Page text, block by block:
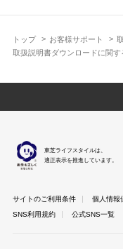
トップ お客様サポート
取扱説明書ダウンロードに関す
明書以外の印刷物が
ではそれらを全て公
本サイトのサービス
ございますのであら
さま以外からのお問
のであらかじめご了
東芝ライフスタイルは、
適正表示を推進しています。
サイトのご利用条件 個人情報
SNS利用規約
公式SNS一覧